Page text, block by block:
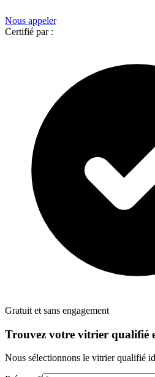
Nous appeler
Certifié par :
Gratuit et sans engagement
Trouvez votre vitrier qualifié
Nous sélectionnons le vitrierqualifié